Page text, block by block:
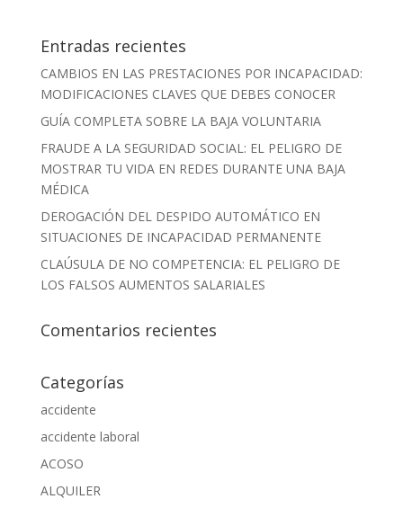
Entradas recientes
CAMBIOS EN LAS PRESTACIONES POR INCAPACIDAD:
MODIFICACIONES CLAVES QUE DEBES CONOCER
GUÍA COMPLETA SOBRE LA BAJA VOLUNTARIA
FRAUDE A LA SEGURIDAD SOCIAL: EL PELIGRO DE
MOSTRAR TU VIDA EN REDES DURANTE UNA BAJA
MÉDICA
DEROGACIÓN DEL DESPIDO AUTOMÁTICO EN
SITUACIONES DE INCAPACIDAD PERMANENTE
CLAÚSULA DE NO COMPETENCIA: EL PELIGRO DE
LOS FALSOS AUMENTOS SALARIALES
Comentarios recientes
Categorías
accidente
accidente laboral
ACOSO
ALQUILER